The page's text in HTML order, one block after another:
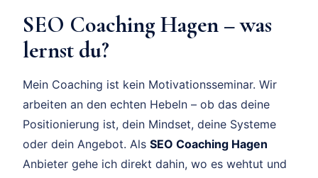
SEO Coaching Hagen – was
lernst du?
Mein Coaching ist kein Motivationsseminar. Wir
arbeiten an den echten Hebeln – ob das deine
Positionierung ist, dein Mindset, deine Systeme
oder dein Angebot. Als SEO Coaching Hagen
Anbieter gehe ich direkt dahin, wo es wehtut und